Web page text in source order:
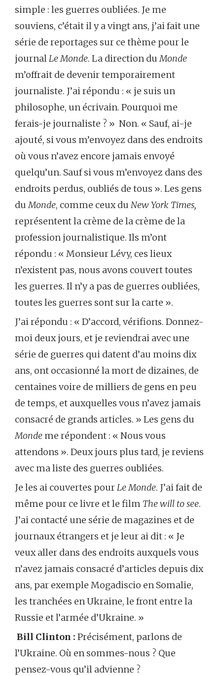
simple : les guerres oubliées. Je me
souviens, c’était il y a vingt ans, j’ai fait une
série de reportages sur ce thème pour le
journalLeMonde. La direction duMonde
m’offrait de devenir temporairement
journaliste. J’ai répondu : « je suis un
philosophe, un écrivain. Pourquoi me
ferais-je journaliste ? » Non. « Sauf, ai-je
ajouté, si vous m’envoyez dans des endroits
où vous n’avez encore jamais envoyé
quelqu’un. Sauf si vous m’envoyez dans des
endroits perdus, oubliés de tous ». Les gens
duMonde, comme ceux du New York Times,
représentent la crème de la crème de la
profession journalistique. Ils m’ont
répondu : « Monsieur Lévy, ces lieux
n’existent pas, nous avons couvert toutes
les guerres. Il n’y a pas de guerres oubliées,
toutes les guerres sont sur la carte ».
J’ai répondu : « D’accord, vérifions. Donnez-
moi deux jours, et je reviendrai avec une
série de guerres qui datent d’au moins dix
ans, ont occasionné la mort de dizaines, de
centaines voire de milliers de gens en peu
de temps, et auxquelles vous n’avez jamais
consacré de grands articles. » Les gens du
Monde me répondent : « Nous vous
attendons ». Deux jours plus tard, je reviens
avec ma liste des guerres oubliées.
Je les ai couvertes pourLe Monde. J’ai fait de
même pour ce livre et le film The will to see.
J’ai contacté une série de magazines et de
journaux étrangers et je leur ai dit : « Je
veux aller dans des endroits auxquels vous
n’avez jamais consacré d’articles depuis dix
ans, par exemple Mogadiscio en Somalie,
les tranchées en Ukraine, le front entre la
Russie et l’armée d’Ukraine. »
Bill Clinton : Précisément, parlons de
l’Ukraine. Où en sommes-nous ? Que
pensez-vous qu’il advienne ?